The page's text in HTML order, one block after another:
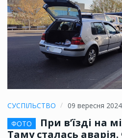
СУСПІЛЬСТВО
09 вересня
ФОТО
При в’їзді на
Таму сталась